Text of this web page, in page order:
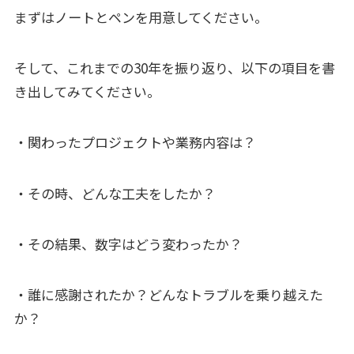
まずはノートとペンを用意してください。
そして、これまでの30年を振り返り、以下の項目を書
き出してみてください。
・関わったプロジェクトや業務内容は？
・その時、どんな工夫をしたか？
・その結果、数字はどう変わったか？
・誰に感謝されたか？どんなトラブルを乗り越えた
か？